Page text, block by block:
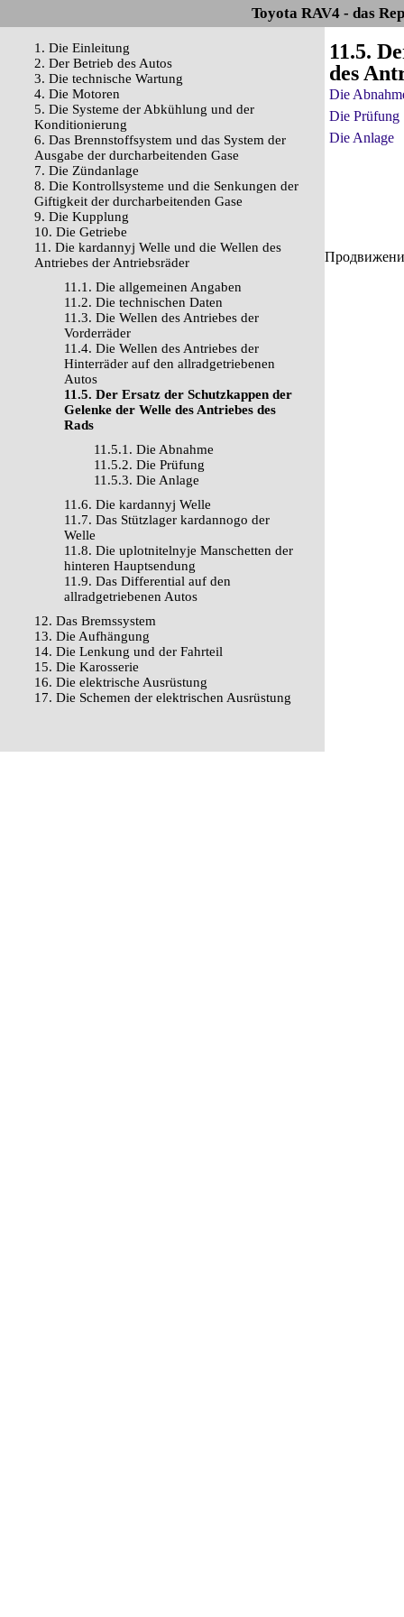
Toyota RAV4 - das
1. Die Einleitung
2. Der Betrieb des Autos
3. Die technische Wartung
4. Die Motoren
5. Die Systeme der Abkühlung und der
Konditionierung
6. Das Brennstoffsystem und das System der
Ausgabe der durcharbeitenden Gase
7. Die Zündanlage
8. Die Kontrollsysteme und die Senkungen der
Giftigkeit der durcharbeitenden Gase
9. Die Kupplung
10. Die Getriebe
11. Die kardannyj Welle und die Wellen des
Antriebes der Antriebsräder
11.1. Die allgemeinen Angaben
11.2. Die technischen Daten
11.3. Die Wellen des Antriebes der
Vorderräder
11.4. Die Wellen des Antriebes der
Hinterräder auf den allradgetriebenen
Autos
11.5. Der Ersatz der Schutzkappen der
Gelenke der Welle des Antriebes des
Rads
11.5.1. Die Abnahme
11.5.2. Die Prüfung
11.5.3. Die Anlage
11.6. Die kardannyj Welle
11.7. Das Stützlager kardannogo der
Welle
11.8. Die uplotnitelnyje Manschetten der
hinteren Hauptsendung
11.9. Das Differential auf den
allradgetriebenen Autos
12. Das Bremssystem
13. Die Aufhängung
14. Die Lenkung und der Fahrteil
15. Die Karosserie
16. Die elektrische Ausrüstung
17. Die Schemen der elektrischen Ausrüstung
11.5.
des
Die
Die Prüfung
Die Anlage